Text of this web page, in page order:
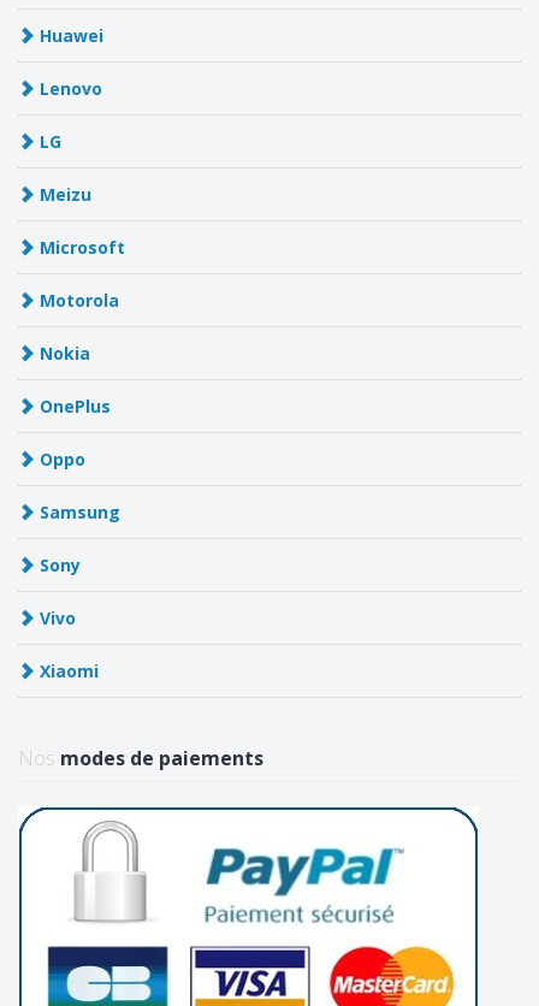
Huawei
Lenovo
LG
Meizu
Microsoft
Motorola
Nokia
OnePlus
Oppo
Samsung
Sony
Vivo
Xiaomi
Nos modes de paiements